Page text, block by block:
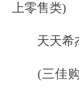
上零售类)
天天希杰
(三佳购